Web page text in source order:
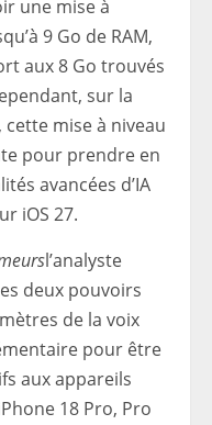
une mise à
9 Go de RAM,
aux 8 Go trouvés
sur la
mise à niveau
pour prendre en
avancées d’IA
iOS 27.
l’analyste
deux pouvoirs
de la voix
pour être
aux appareils
18 Pro, Pro